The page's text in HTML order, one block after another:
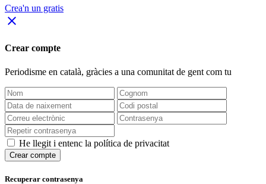
Crea'n un gratis
close
Crear compte
Periodisme en català, gràcies a una comunitat de gent com tu
He llegit i entenc la política de privacitat
Crear compte
Recuperar contrasenya